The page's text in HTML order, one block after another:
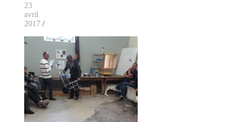
Surfcasting – L'île d'Yeu – Association
23
avril
2017 /